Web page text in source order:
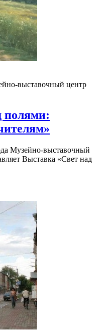
выставочный центр
полями:
Музейно-выставочный
Выставка «Свет над